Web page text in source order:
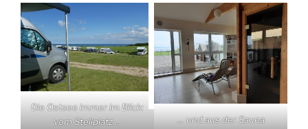
Die Ostsee immer im Blick:
vom Stellplatz …
… und aus der Sauna